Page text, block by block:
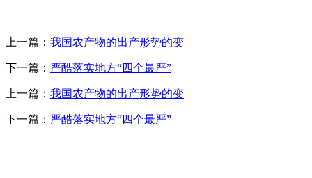
上一篇： 我国农产物的出产形势的变
下一篇： 严酷落实地方“四个最严”
上一篇： 我国农产物的出产形势的变
下一篇： 严酷落实地方“四个最严”